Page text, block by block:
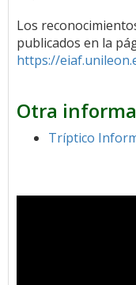
Los
publicados en la
https://
Otra
Tríptico